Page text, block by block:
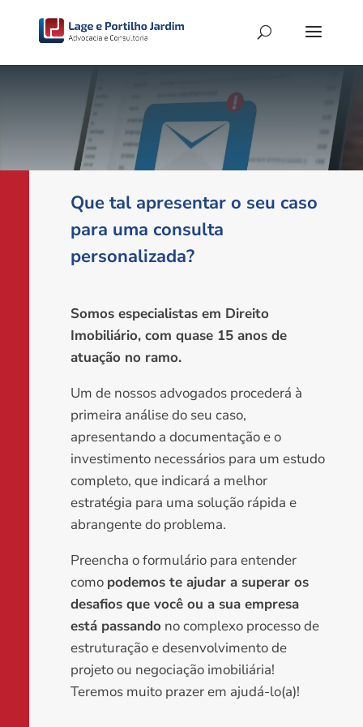
Que tal apresentar o seu caso
para uma consulta
personalizada?
Somos especialistas em Direito
Imobiliário, com quase 15 anos de
atuação no ramo.
Um de nossos advogados procederá à
primeira análise do seu caso,
apresentando a documentação e o
investimento necessários para um estudo
completo, que indicará a melhor
estratégia para uma solução rápida e
abrangente do problema.
Preencha o formulário para entender
como podemos te ajudar a superar os
desafios que você ou a sua empresa
está passando no complexo processo de
estruturação e desenvolvimento de
projeto ou negociação imobiliária!
Teremos muito prazer em ajudá-lo(a)!